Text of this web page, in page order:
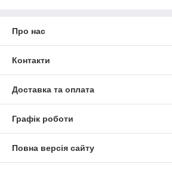
Про нас
Контакти
Доставка та оплата
Графік роботи
Повна версія сайту